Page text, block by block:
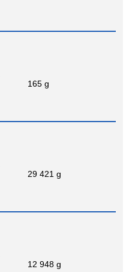
165 g
29 421 g
12 948 g